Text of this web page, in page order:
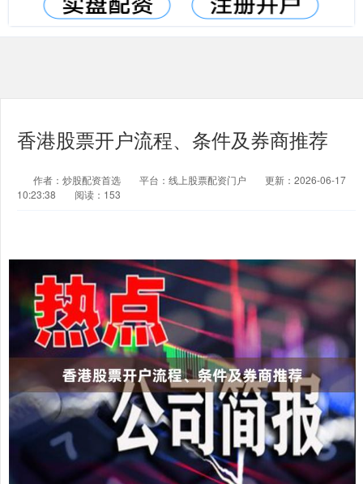
香港股票开户流程、条件及券商推荐
作者：炒股配资首选 平台：线上股票配资门户
更新：2026-06-17
10:23:38
阅读：153